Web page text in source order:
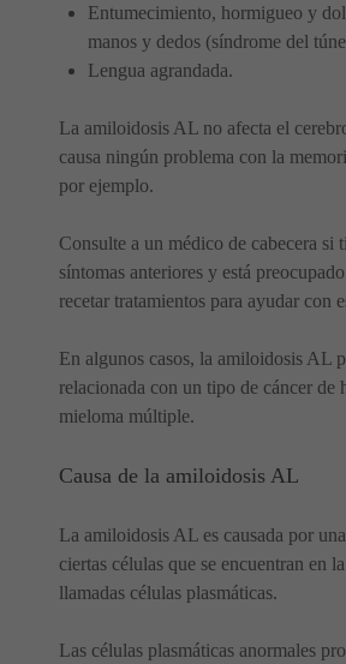
Entumecimiento, hormigueo y
manos y dedos (síndrome del
Lengua agrandada.
La amiloidosis AL no afecta el
causa ningún problema con la
por ejemplo.
Consulte a un médico de cabecera si
síntomas anteriores y está
recetar tratamientos para ayudar con
En algunos casos, la amiloidosis AL
relacionada con un tipo de cáncer de
mieloma múltiple.
Causa de la amiloidosis AL
La amiloidosis AL es causada por
ciertas células que se encuentran en
llamadas células plasmáticas.
Las células plasmáticas anormales